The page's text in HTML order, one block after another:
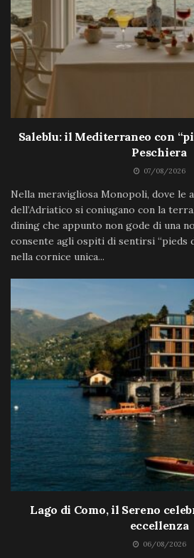
Saleblu: il Mediterraneo con
Peschiera
07/08/2026
Nella meravigliosa Monopoli, dove le
dell’Adriatico si coniugano con la
dining che appunto non gode di una
consente agli ospiti di sentirsi “pieds
nella cornice unica...
Lago di Como, il Sereno
eccellenza
06/08/2026